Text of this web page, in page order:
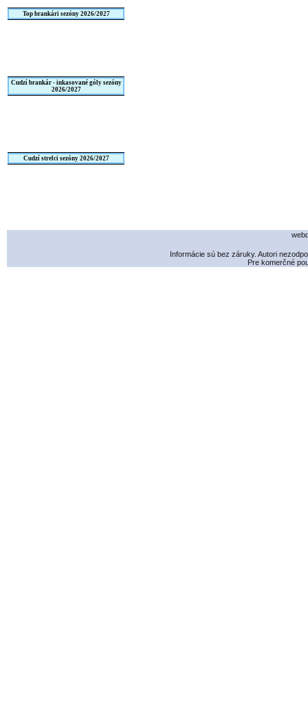
Top brankári sezóny 2026/2027
Cudzí brankár - inkasované góly sezóny
2026/2027
Cudzí strelci sezóny 2026/2027
Informácie sú bez záruky. Autori
Pre komerčné